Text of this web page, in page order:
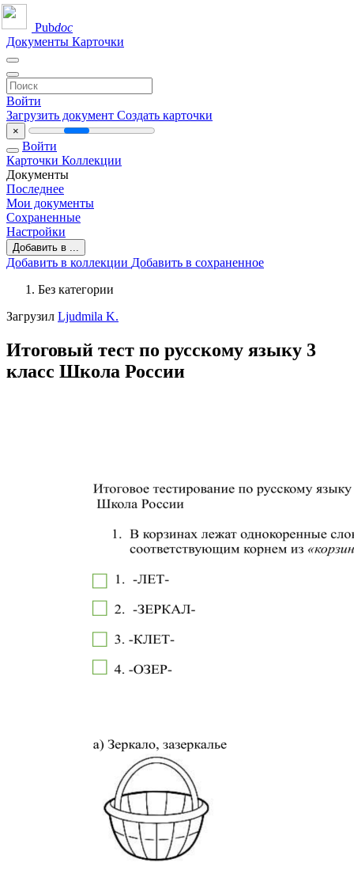
Pubdoc
Документы Карточки
Войти
Загрузить документ Создать карточки
×
Войти
Карточки Коллекции
Документы
Последнее
Мои документы
Сохраненные
Настройки
Добавить в ...
Добавить в коллекции Добавить в сохраненное
Без категории
Загрузил Ljudmila K.
Итоговый тест по русскому языку 3
класс Школа России